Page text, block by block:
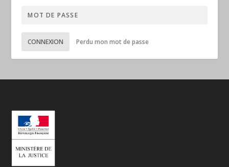
CONNEXION Perdu mon mot de passe